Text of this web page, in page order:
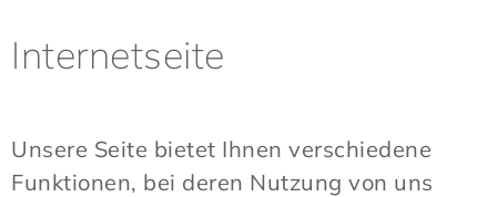
Internetseite
Unsere Seite bietet Ihnen verschiedene
Funktionen, bei deren Nutzung von uns